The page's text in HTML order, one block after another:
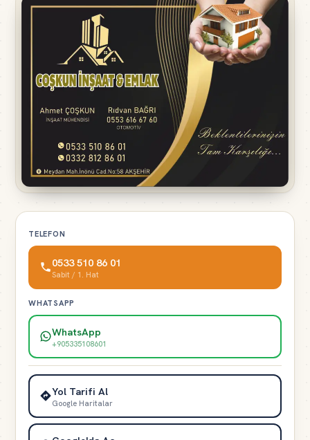
TELEFON
0533 510 86 01
Sabit / 1. Hat
WHATSAPP
WhatsApp
+905335108601
Yol Tarifi Al
Google Haritalar